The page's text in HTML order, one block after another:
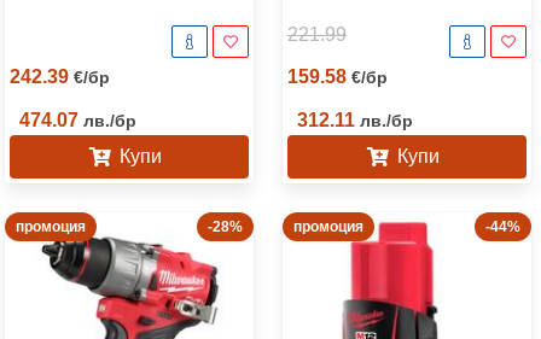
242.39 €/бр
474.07 лв./бр
Купи
221.99
159.58 €/бр
312.11 лв./бр
Купи
промоция -28% промоция -44%